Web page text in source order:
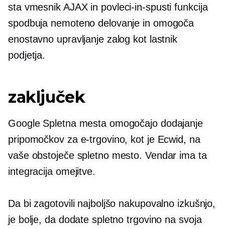
sta vmesnik AJAX in povleci-in-spusti funkcija
spodbuja nemoteno delovanje in omogoča
enostavno upravljanje zalog kot lastnik
podjetja.
zaključek
Google Spletna mesta omogočajo dodajanje
pripomočkov za e-trgovino, kot je Ecwid, na
vaše obstoječe spletno mesto. Vendar ima ta
integracija omejitve.
Da bi zagotovili najboljšo nakupovalno izkušnjo,
je bolje, da dodate spletno trgovino na svoja